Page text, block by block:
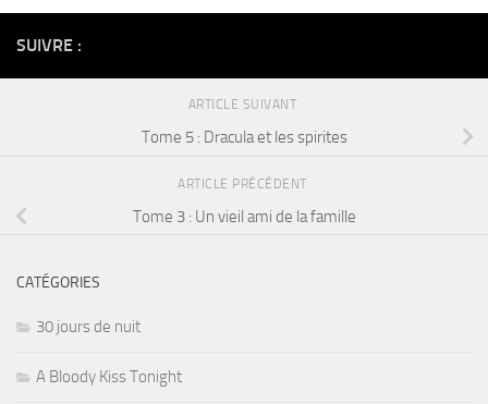
SUIVRE :
ARTICLE SUIVANT
Tome 5 : Dracula et les spirites
ARTICLE PRÉCÉDENT
Tome 3 : Un vieil ami de la famille
CATÉGORIES
30 jours de nuit
A Bloody Kiss Tonight